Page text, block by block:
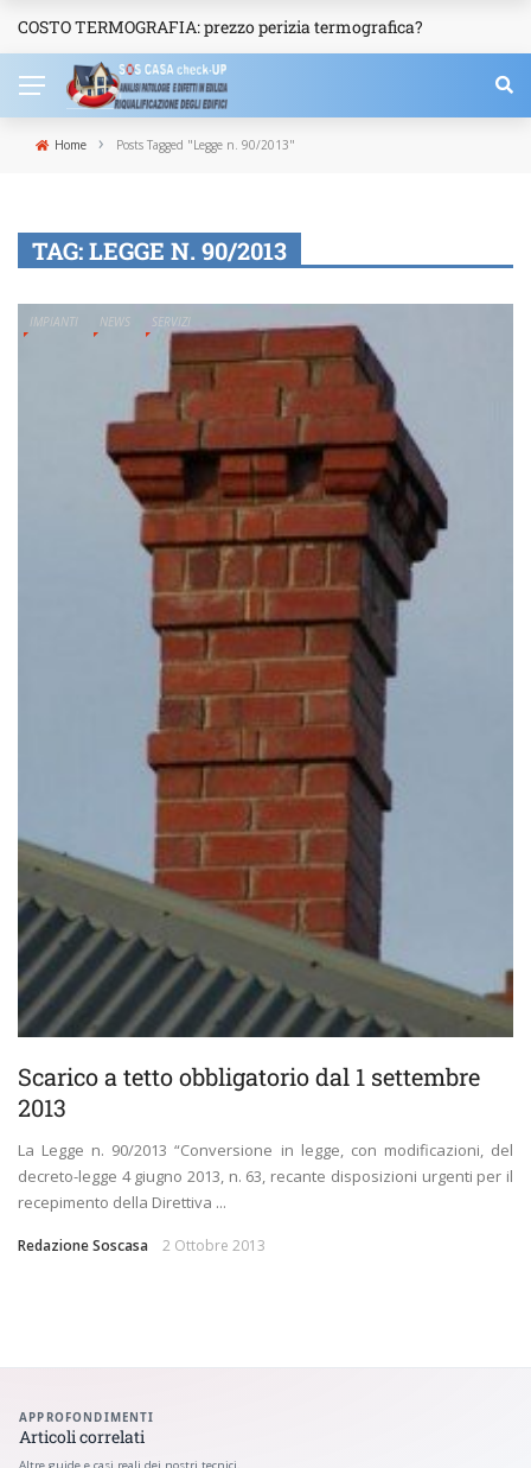
NEWS
COSTO TERMOGRAFIA: prezzo perizia termografica?
Home › Posts Tagged "Legge n. 90/2013"
TAG:LEGGE N. 90/2013
IMPIANTI NEWS SERVIZI
Scarico a tetto obbligatorio dal 1 settembre
2013
La Legge n. 90/2013 “Conversione in legge, con modificazioni, del
decreto-legge 4 giugno 2013, n. 63, recante disposizioni urgenti per il
recepimento della Direttiva ...
Redazione Soscasa 2 Ottobre 2013
APPROFONDIMENTI
Articoli correlati
Altre guide e casi reali dei nostri tecnici.